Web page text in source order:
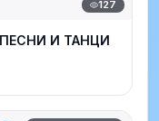
127
И ТАНЦИ